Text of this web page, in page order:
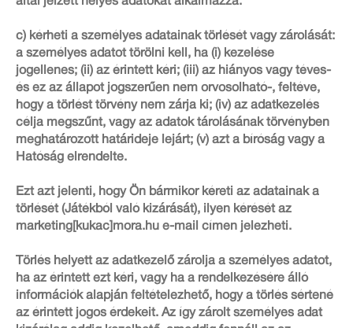
c) kérheti a személyes adatainak törlését vagy zárolását:
a személyes adatot törölni kell, ha (i) kezelése
jogellenes; (ii) az érintett kéri; (iii) az hiányos vagy téves-
és ez az állapot jogszerűen nem orvosolható-, feltéve,
hogy a törlést törvény nem zárja ki; (iv) az adatkezelés
célja megszűnt, vagy az adatok tárolásának törvényben
meghatározott határideje lejárt; (v) azt a bíróság vagy a
Hatóság elrendelte.
Ezt azt jelenti, hogy Ön bármikor kéreti az adatainak a
törlését (Játékból való kizárását), ilyen kérését az
marketing[kukac]mora.hu e-mail címen jelezheti.
Törlés helyett az adatkezelő zárolja a személyes adatot,
ha az érintett ezt kéri, vagy ha a rendelkezésére álló
információk alapján feltételezhető, hogy a törlés sértené
az érintett jogos érdekeit. Az így zárolt személyes adat